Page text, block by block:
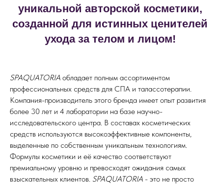
уникальной авторской косметики,
созданной для истинных ценителей
ухода за телом и лицом!
SPAQUATORIA обладает полным ассортиментом
профессиональных средств для СПА и талассотерапии.
Компания-производитель этого бренда имеет опыт развития
более 30 лет и 4 лаборатории на базе научно-
исследовательского центра. В составах косметических
средств используются высокоэффективные компоненты,
выделенные по собственным уникальным технологиям.
Формулы косметики и её качество соответствуют
премиальному уровню и превосходят ожидания самых
взыскательных клиентов. SPAQUATORIA - это не просто